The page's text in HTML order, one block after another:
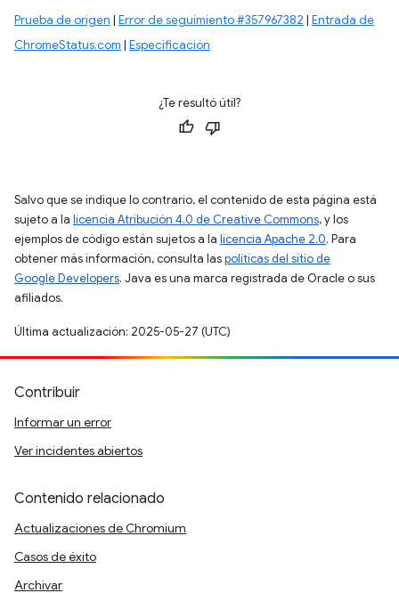
Prueba de origen | Error de seguimiento #357967382 | Entrada de
ChromeStatus.com | Especificación
¿Te resultó útil?
Salvo que se indique lo contrario, el contenido de esta página está
sujeto a la licencia Atribución 4.0 de Creative Commons, y los
ejemplos de código están sujetos a la licencia Apache 2.0. Para
obtener más información, consulta laspolíticas del sitio de
Google Developers. Java es una marca registrada de Oracle o sus
afiliados.
Última actualización: 2025-05-27 (UTC)
Contribuir
Informar un error
Ver incidentes abiertos
Contenido relacionado
Actualizaciones de Chromium
Casos de éxito
Archivar